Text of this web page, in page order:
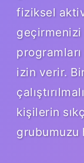
fiziksel
geçirmenizi
izin verir.
kişilerin